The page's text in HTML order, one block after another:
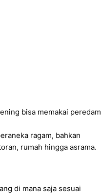
bisa memakai peredam
ragam, bahkan
rumah hingga asrama.
di mana saja sesuai